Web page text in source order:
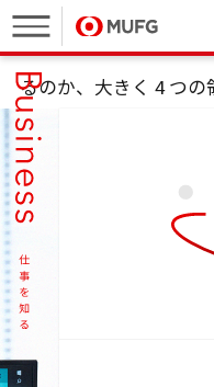
ここからは、具体的に
るのか、 大きく 4 つの